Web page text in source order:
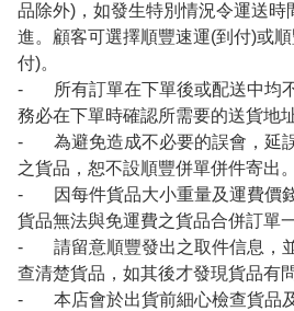
品除外)，如發生特別情況令運送時
進。顧客可選擇順豐速運(到付)或
付)。
- 所有訂單在下單後或配送中均
務必在下單時確認所需要的送貨地
- 為避免造成不必要的誤會，延
之貨品，恕不設順豐併單併件寄出。
- 因每件貨品大小重量及運費價
貨品無法與免運費之貨品合併訂單
- 請留意順豐發出之取件信息，
查清楚貨品，如其後才發現貨品有
- 本店會於出貨前細心檢查貨品